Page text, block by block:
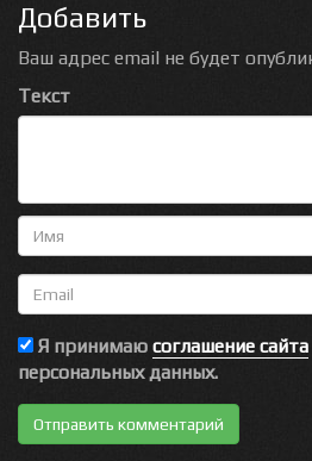
Добавить
Ваш адрес email не будет
Текст
Имя
Email
Я принимаю соглашение сайта
персональных данных.